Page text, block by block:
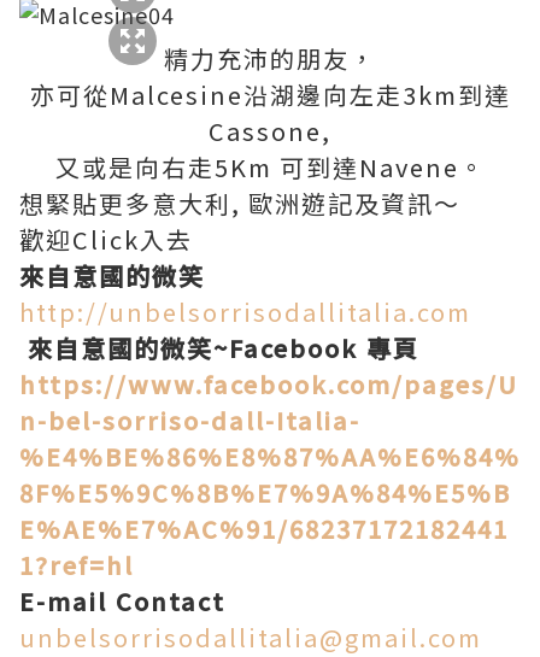
精力充沛的朋友，
亦可從Malcesine沿湖邊向左走3km到達
Cassone,
又或是向右走5Km 可到達Navene。
想緊貼更多意大利, 歐洲遊記及資訊～
歡迎Click入去
來自意國的微笑
http://unbelsorrisodallitalia.com
來自意國的微笑~Facebook 專頁
https://www.facebook.com/pages/U
n-bel-sorriso-dall-Italia-
%E4%BE%86%E8%87%AA%E6%84%
8F%E5%9C%8B%E7%9A%84%E5%B
E%AE%E7%AC%91/68237172182441
1?ref=hl
E-mail Contact
unbelsorrisodallitalia@gmail.com